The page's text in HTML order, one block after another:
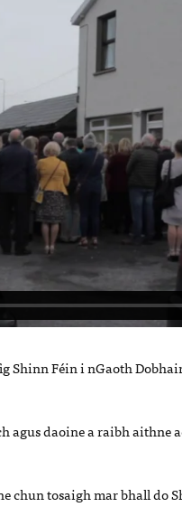
Shinn Féin i nGaoth
agus daoine a raibh aithne
chun tosaigh mar bhall do